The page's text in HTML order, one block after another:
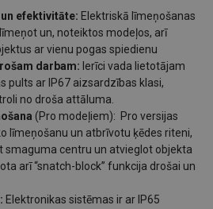
efektivitāte: Elektriskā līmeņošanas
un, noteiktos modeļos, arī
ar vienu pogas spiedienu
darbam: Ierīci vada lietotājam
pults ar IP67 aizsardzības klasi,
no droša attāluma.
(Pro modeļiem): Pro versijas
līmeņošanu un atbrīvotu ķēdes riteni,
smaguma centru un atvieglot objekta
arī “snatch-block” funkcija drošai un
Elektronikas sistēmas ir ar IP65